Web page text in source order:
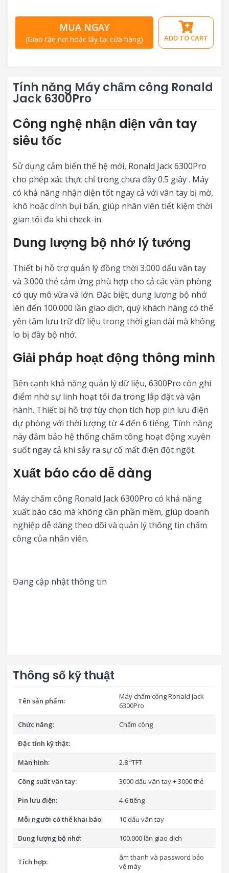
MUA NGAY
(Giao tận nơi hoặc lấy tại cửa hàng) ADD TO CART
Tính năng Máy chấm công Ronald
Jack 6300Pro
Công nghệ nhận diện vân tay
siêu tốc
Sử dụng cảm biến thế hệ mới, Ronald Jack 6300Pro
cho phép xác thực chỉ trong chưa đầy 0.5 giây . Máy
có khả năng nhận diện tốt ngay cả với vân tay bị mờ,
khô hoặc dính bụi bẩn, giúp nhân viên tiết kiệm thời
gian tối đa khi check-in.
Dung lượng bộ nhớ lý tưởng
Thiết bị hỗ trợ quản lý đồng thời 3.000 dấu vân tay
và 3.000 thẻ cảm ứng phù hợp cho cả các văn phòng
có quy mô vừa và lớn. Đặc biệt, dung lượng bộ nhớ
lên đến 100.000 lần giao dịch, quý khách hàng có thể
yên tâm lưu trữ dữ liệu trong thời gian dài mà không
lo bị đầy bộ nhớ.
Giải pháp hoạt động thông minh
Bên cạnh khả năng quản lý dữ liệu, 6300Pro còn ghi
điểm nhờ sự linh hoạt tối đa trong lắp đặt và vận
hành. Thiết bị hỗ trợ tùy chọn tích hợp pin lưu điện
dự phòng với thời lượng từ 4 đến 6 tiếng. Tính năng
này đảm bảo hệ thống chấm công hoạt động xuyên
suốt ngay cả khi sảy ra sự cố mất điện đột ngột.
Xuất báo cáo dễ dàng
Máy chấm công Ronald Jack 6300Pro có khả năng
xuất báo cáo mà không cần phần mềm, giúp doanh
nghiệp dễ dàng theo dõi và quản lý thông tin chấm
công của nhân viên.
Đang cập nhật thông tin
Thông số kỹ thuật
Tên sản phẩm:
Máy chấm công Ronald Jack
6300Pro
Chức năng: Chấm công
Đặc tính kỹ thật:
Màn hình: 2.8 “TFT
Công suất vân tay: 3000 dấu vân tay + 3000 thẻ
Pin lưu điện: 4-6 tiếng
Mỗi người có thể khai báo: 10 dấu vân tay
Dung lượng bộ nhớ: 100.000 lần giao dịch
Tích hợp:
âm thanh và password bảo
vệ máy